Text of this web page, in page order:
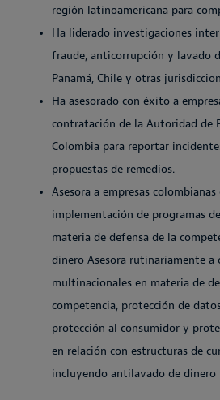
región latinoamericana para
Ha liderado investigaciones
fraude, anticorrupción y lavado
Panamá, Chile y otras
Ha asesorado con éxito a
contratación de la Autoridad de
Colombia para reportar
propuestas de remedios.
Asesora a empresas
implementación de programas
materia de defensa de la
dinero Asesora rutinariamente a
multinacionales en materia de
competencia, protección de
protección al consumidor y
en relación con estructuras de
incluyendo antilavado de